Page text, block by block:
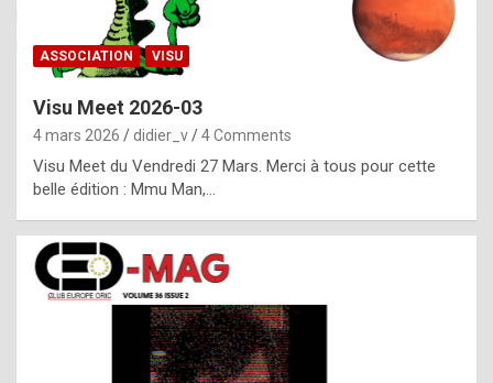
p
l
c
h
i
s
ASSOCIATION VISU
Visu Meet 2026-03
4 mars 2026 didier_v 4 Comments
Visu Meet du Vendredi 27 Mars. Merci à tous pour cette
belle édition : Mmu Man,…